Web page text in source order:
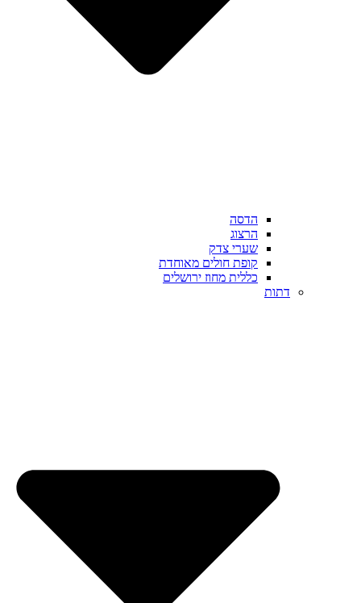
הדסה
הרצוג
שערי צדק
קופת חולים מאוחדת
כללית מחוז ירושלים
דתות